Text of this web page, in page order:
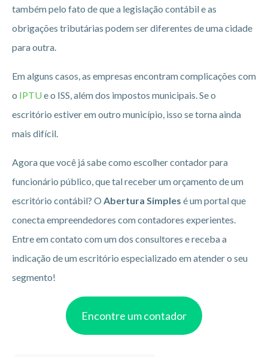
também pelo fato de que a legislação contábil e as
obrigações tributárias podem ser diferentes de uma cidade
para outra.
Em alguns casos, as empresas encontram complicações com
o IPTUe o ISS, além dos impostos municipais. Se o
escritório estiver em outro município, isso se torna ainda
mais difícil.
Agora que você já sabe como escolher contador para
funcionário público, que tal receber um orçamento de um
escritório contábil? O Abertura Simples é um portal que
conecta empreendedores com contadores experientes.
Entre em contato com um dos consultores e receba a
indicação de um escritório especializado em atender o seu
segmento!
Encontre um contador